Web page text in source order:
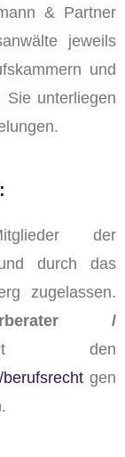
& Partner
jeweils
und
Sie unterliegen
der
durch das
zugelassen.
/
den
gen